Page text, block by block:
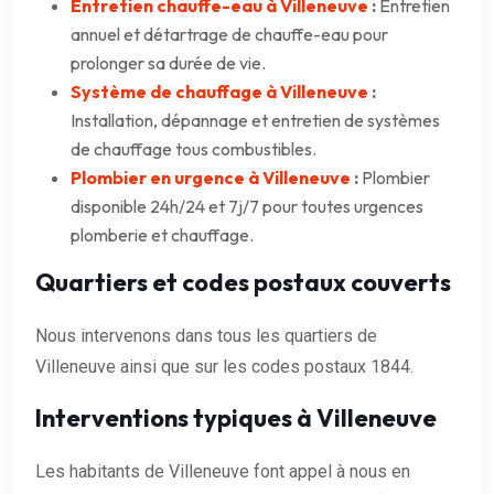
Entretien chauffe-eau à Villeneuve : Entretien
annuel et détartrage de chauffe-eau pour
prolonger sa durée de vie.
Système de chauffage à Villeneuve :
Installation, dépannage et entretien de systèmes
de chauffage tous combustibles.
Plombier en urgence à Villeneuve : Plombier
disponible 24h/24 et 7j/7 pour toutes urgences
plomberie et chauffage.
Quartiers et codes postaux couverts
Nous intervenons dans tous les quartiers de
Villeneuve ainsi que sur les codes postaux 1844.
Interventions typiques à Villeneuve
Les habitants de Villeneuve font appel à nous en